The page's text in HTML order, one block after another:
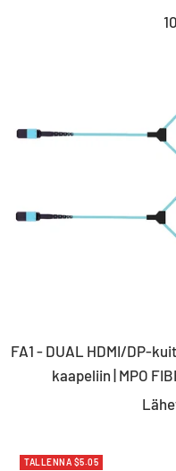
FA1 - DUAL HDMI/DP-
kaapeliin | MPO
TALLENNA $5.05